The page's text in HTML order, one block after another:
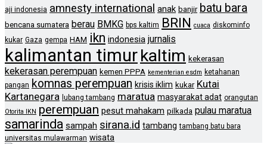
aji indonesia amnesty international anak banjir batu bara
bencana sumatera berau BMKG bps kaltim BRIN cuaca diskominfo
kukar Gaza gempa HAM ikn indonesia jurnalis
kalimantan timurkaltim kekerasan
kekerasan perempuan kemen PPPA kementerian esdm ketahanan
pangan komnas perempuan krisis iklim kukar Kutai
Kartanegara lubang tambang maratua masyarakat adat orangutan
Otorita IKN perempuan pesut mahakam pilkada pulau maratua
samarinda sampah sirana.id tambang tambang batu bara
universitas mulawarman wisata